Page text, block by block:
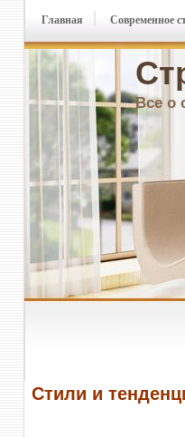
Все о
Главная Современное
Стили и